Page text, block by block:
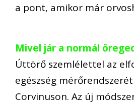
a pont, amikor már
Mivel jár a normál
Úttörő szemlélettel az
egészség
Corvinuson. Az új